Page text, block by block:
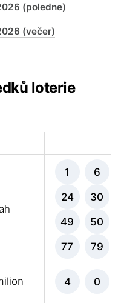
(poledne)
(večer)
loterie
1 6
24 30
49 50
77 79
4 0